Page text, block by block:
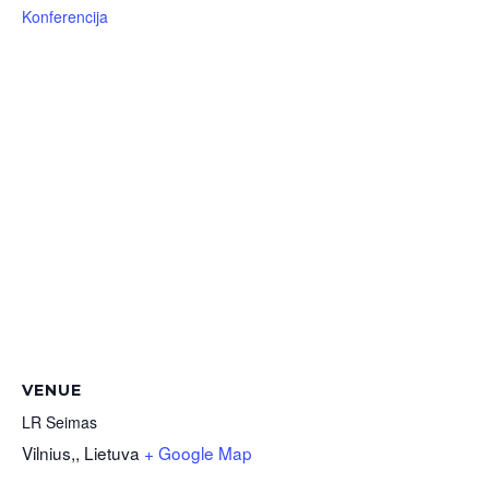
Konferencija
VENUE
LR Seimas
Vilnius,, Lietuva + Google Map